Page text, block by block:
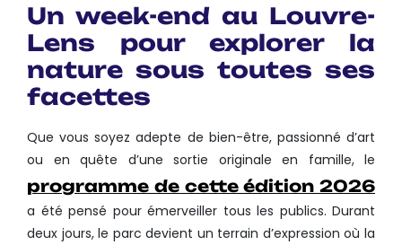
Un week-end au Louvre-
Lens pour explorer la
nature sous toutes ses
facettes
Que vous soyez adepte de bien-être, passionné d’art
ou en quête d’une sortie originale en famille, le
programme de cette édition 2026
a été pensé pour émerveiller tous les publics. Durant
deux jours, le parc devient un terrain d’expression où la